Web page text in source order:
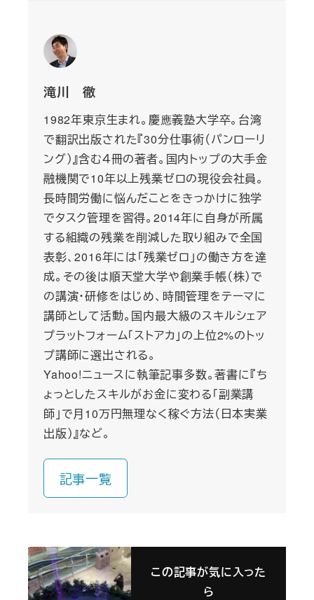
滝川 徹
1982年東京生まれ。慶應義塾大学卒。台湾
で翻訳出版された『30分仕事術（パンローリ
ング）』含む４冊の著者。国内トップの大手金
融機関で10年以上残業ゼロの現役会社員。
長時間労働に悩んだことをきっかけに独学
でタスク管理を習得。2014年に自身が所属
する組織の残業を削減した取り組みで全国
表彰、2016年には「残業ゼロ」の働き方を達
成。その後は順天堂大学や創業手帳（株）で
の講演・研修をはじめ、時間管理をテーマに
講師として活動。国内最大級のスキルシェア
プラットフォーム「ストアカ」の上位2%のトッ
プ講師に選出される。
Yahoo!ニュースに執筆記事多数。著書に『ち
ょっとしたスキルがお金に変わる「副業講
師」で月10万円無理なく稼ぐ方法（日本実業
出版）』など。
記事一覧
この記事が気に入った
ら